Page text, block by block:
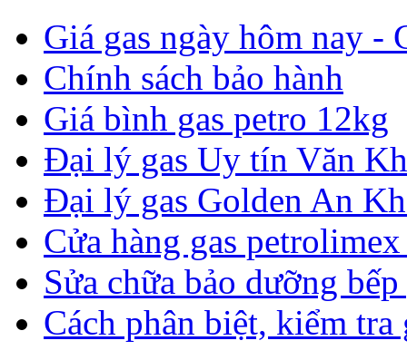
Giá gas ngày hôm nay -
Chính sách bảo hành
Giá bình gas petro 12kg
Đại lý gas Uy tín Văn
Đại lý gas Golden An
Cửa hàng gas
Sửa chữa bảo dưỡng
Cách phân biệt, kiểm